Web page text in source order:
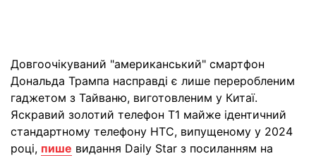
Довгоочікуваний "американський" смартфон
Дональда Трампа насправді є лише переробленим
гаджетом з Тайваню, виготовленим у Китаї.
Яскравий золотий телефон T1 майже ідентичний
стандартному телефону HTC, випущеному у 2024
році, пише видання Daily Star з посиланням на